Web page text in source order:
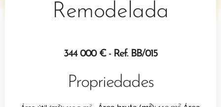
Remodelada
344 000 € - Ref. BB/015
Propriedades